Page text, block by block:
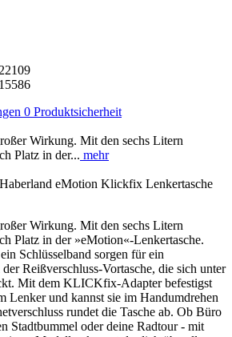
0 Produktsicherheit
Wirkung. Mit den sechs Litern
Platz in der... mehr
eMotion Klickfix Lenkertasche
Wirkung. Mit den sechs Litern
Platz in der »eMotion«-Lenkertasche.
Schlüsselband sorgen für ein
Reißverschluss-Vortasche, die sich unter
Mit dem KLICKfix-Adapter befestigst
Lenker und kannst sie im Handumdrehen
rundet die Tasche ab. Ob Büro
Stadtbummel oder deine Radtour - mit